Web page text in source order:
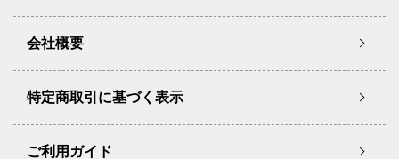
会社概要
特定商取引に基づく表示
ご利用ガイド